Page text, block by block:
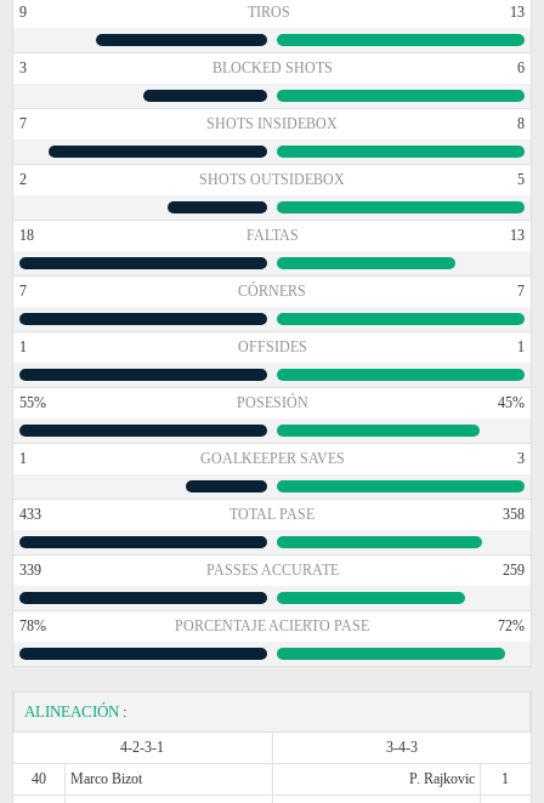
9 TIROS 13
3 BLOCKED SHOTS 6
7 SHOTS INSIDEBOX 8
2 SHOTS OUTSIDEBOX 5
18 FALTAS 13
7 CÓRNERS 7
1 OFFSIDES 1
55% POSESIÓN 45%
1 GOALKEEPER SAVES 3
433 TOTAL PASE 358
339 PASSES ACCURATE 259
78% PORCENTAJE ACIERTO PASE 72%
ALINEACIÓN :
4-2-3-1
3-4-3
40
Marco Bizot P. Rajkovic
1